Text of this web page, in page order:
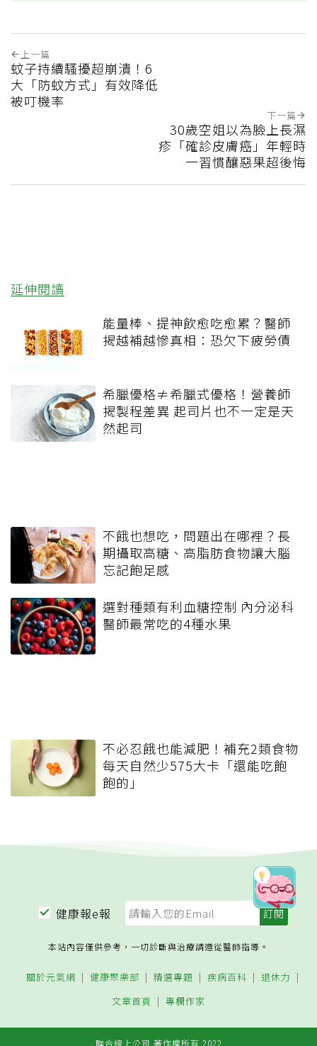
上一篇
蚊子持續騷擾超崩潰！6
大「防蚊方式」有效降低
被叮機率
下一篇
30歲空姐以為臉上長濕
疹「確診皮膚癌」年輕時
一習慣釀惡果超後悔
延伸閱讀
能量棒、提神飲愈吃愈累？醫師
揭越補越慘真相：恐欠下疲勞債
希臘優格≠希臘式優格！營養師
揭製程差異 起司片也不一定是天
然起司
不餓也想吃，問題出在哪裡？長
期攝取高糖、高脂肪食物讓大腦
忘記飽足感
選對種類有利血糖控制 內分泌科
醫師最常吃的4種水果
不必忍餓也能減肥！補充2類食物
每天自然少575大卡「還能吃飽
飽的」
健康報e報
本站內容僅供參考，一切診斷與治療請遵從醫師指導。
關於元氣網 健康聚樂部 精選專題 疾病百科
退休力
文章首頁
專欄作家
聯合線上公司 著作權所有 2022